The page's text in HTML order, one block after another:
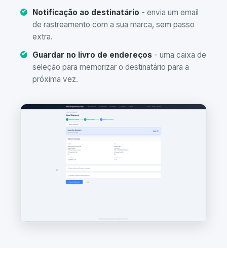
Notificação ao destinatário - envia um email
de rastreamento com a sua marca, sem passo
extra.
Guardar no livro de endereços - uma caixa de
seleção para memorizar o destinatário para a
próxima vez.